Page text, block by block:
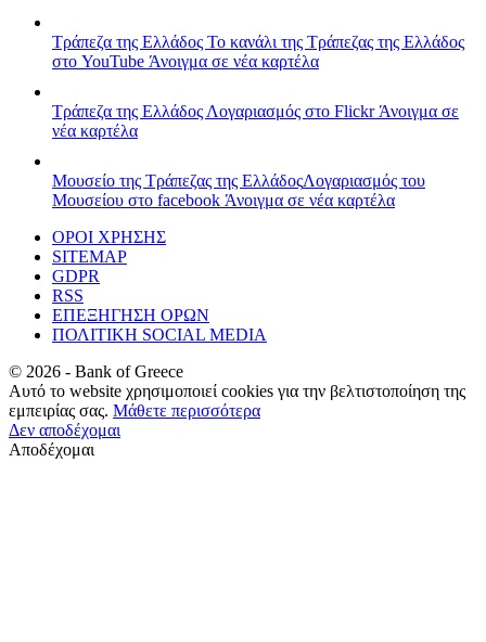
Τράπεζα της Ελλάδος Το κανάλι της Τράπεζας της Ελλάδος
στο YouTube Άνοιγμα σε νέα καρτέλα
Τράπεζα της Ελλάδος Λογαριασμός στο FlickrΆνοιγμα σε
νέα καρτέλα
Μουσείο της Τράπεζας της ΕλλάδοςΛογαριασμός του
Μουσείου στο facebook Άνοιγμα σε νέα καρτέλα
ΟΡΟΙ ΧΡΗΣΗΣ
SITEMAP
GDPR
RSS
ΕΠΕΞΗΓΗΣΗ ΟΡΩΝ
ΠΟΛΙΤΙΚΗ SOCIAL MEDIA
© 2026 - Bank of Greece
Αυτό το website χρησιμοποιεί cookies για την βελτιστοποίηση της
εμπειρίας σας. Μάθετε περισσότερα
Δεν αποδέχομαι
Αποδέχομαι